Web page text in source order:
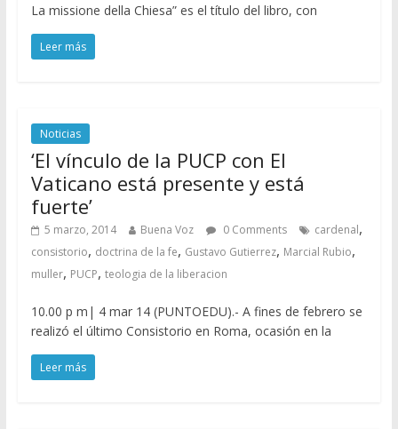
La missione della Chiesa” es el título del libro, con
Leer más
Noticias
‘El vínculo de la PUCP con El
Vaticano está presente y está
fuerte’
5 marzo, 2014 Buena Voz 0 Comments cardenal,
consistorio, doctrina de la fe, Gustavo Gutierrez, Marcial Rubio,
muller, PUCP, teologia de la liberacion
10.00 p m| 4 mar 14 (PUNTOEDU).- A fines de febrero se
realizó el último Consistorio en Roma, ocasión en la
Leer más